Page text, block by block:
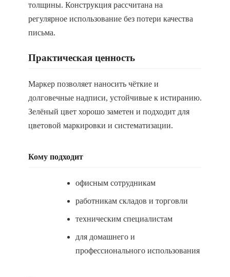
толщины. Конструкция рассчитана на
регулярное использование без потери качества
письма.
Практическая ценность
Маркер позволяет наносить чёткие и
долговечные надписи, устойчивые к истиранию.
Зелёный цвет хорошо заметен и подходит для
цветовой маркировки и систематизации.
Кому подходит
офисным сотрудникам
работникам складов и торговли
техническим специалистам
для домашнего и
профессионального использования